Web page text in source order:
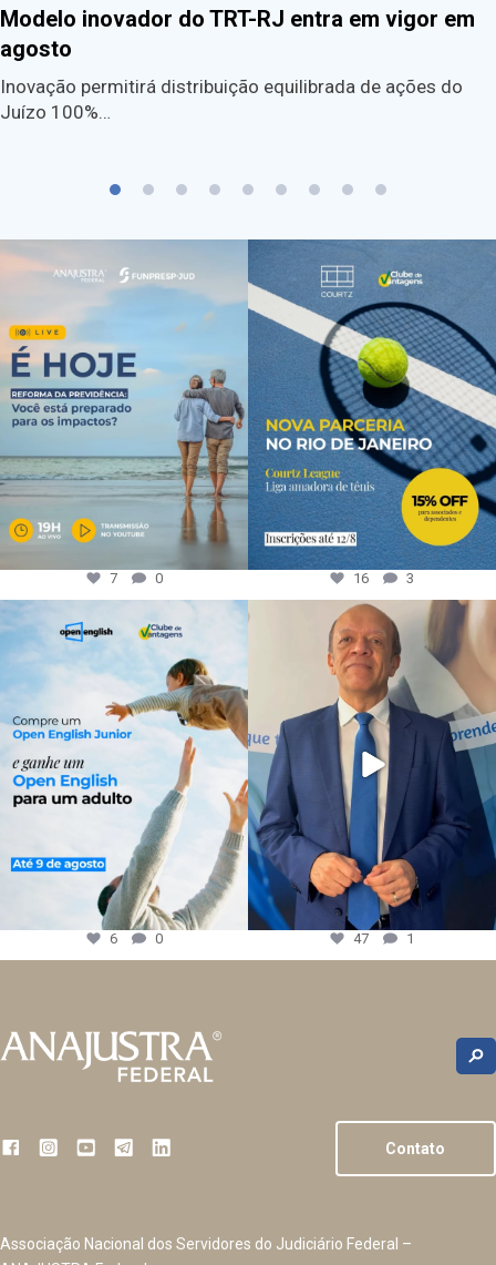
Modelo inovador do TRT-RJ entra em vigor em
agosto
Inovação permitirá distribuição equilibrada de ações do
Juízo 100%…
7 0 16 3
6 0 47 1
Contato
Associação Nacional dos Servidores do Judiciário Federal –